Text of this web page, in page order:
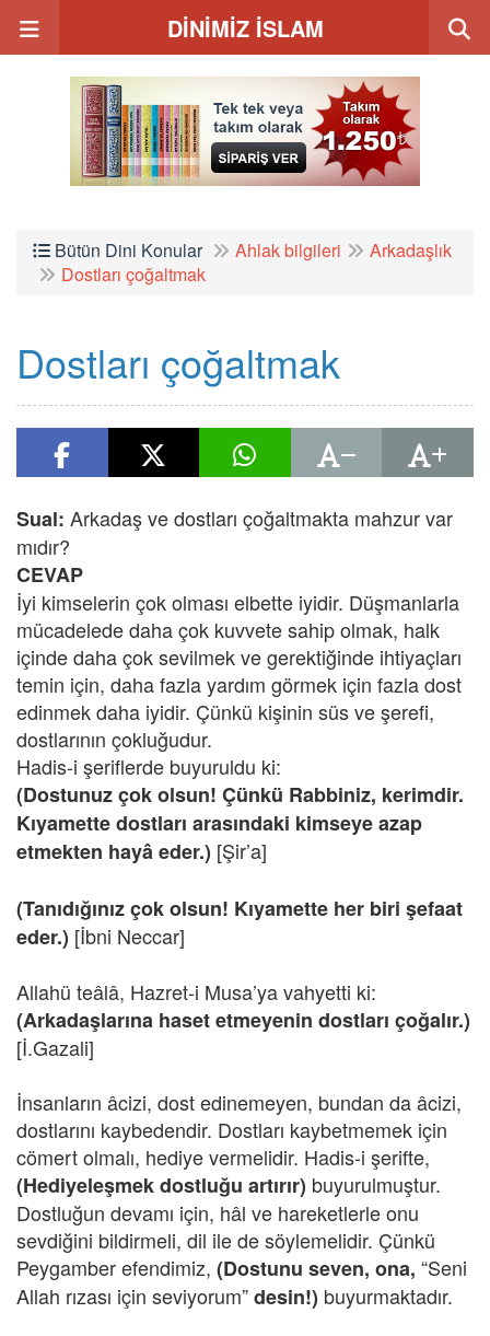
DİNİMİZ İSLAM
Bütün Dini Konular Ahlak bilgileri
Arkadaşlık
Dostları çoğaltmak
Dostları çoğaltmak
Sual: Arkadaş ve dostları çoğaltmakta mahzur var
mıdır?
CEVAP
İyi kimselerin çok olması elbette iyidir. Düşmanlarla
mücadelede daha çok kuvvete sahip olmak, halk
içinde daha çok sevilmek ve gerektiğinde ihtiyaçları
temin için, daha fazla yardım görmek için fazla dost
edinmek daha iyidir. Çünkü kişinin süs ve şerefi,
dostlarının çokluğudur.
Hadis-i şeriflerde buyuruldu ki:
(Dostunuz çok olsun! Çünkü Rabbiniz, kerimdir.
Kıyamette dostları arasındaki kimseye azap
etmekten hayâ eder.) [Şir’a]
(Tanıdığınız çok olsun! Kıyamette her biri şefaat
eder.) [İbni Neccar]
Allahü teâlâ, Hazret-i Musa’ya vahyetti ki:
(Arkadaşlarına haset etmeyenin dostları çoğalır.)
[İ.Gazali]
İnsanların âcizi, dost edinemeyen, bundan da âcizi,
dostlarını kaybedendir. Dostları kaybetmemek için
cömert olmalı, hediye vermelidir. Hadis-i şerifte,
(Hediyeleşmek dostluğu artırır) buyurulmuştur.
Dostluğun devamı için, hâl ve hareketlerle onu
sevdiğini bildirmeli, dil ile de söylemelidir. Çünkü
Peygamber efendimiz, (Dostunu seven, ona, “Seni
Allah rızası için seviyorum”desin!) buyurmaktadır.